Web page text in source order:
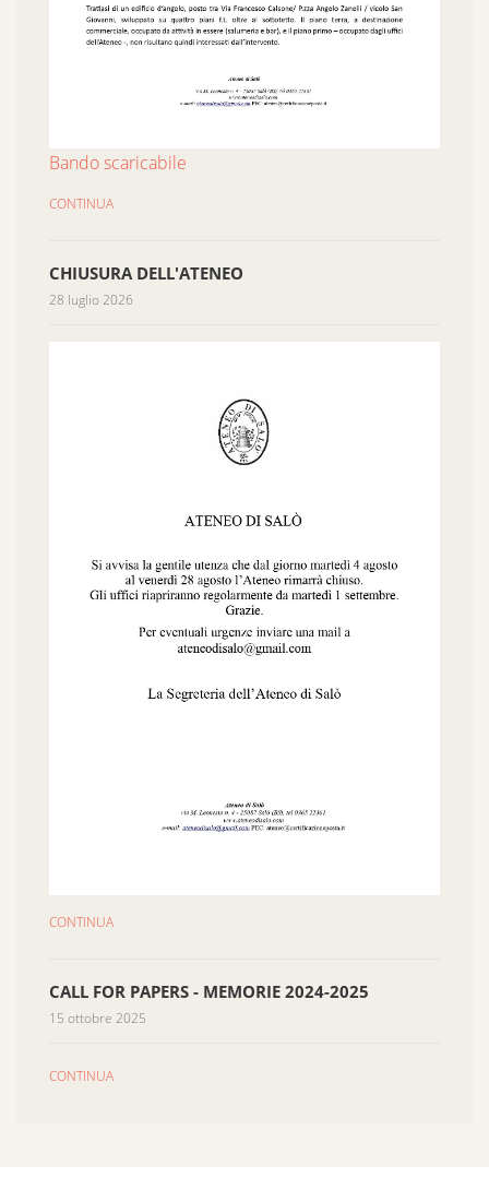
Bando scaricabile
CONTINUA
CHIUSURA DELL'ATENEO
28 luglio 2026
CONTINUA
CALL FOR PAPERS - MEMORIE 2024-2025
15 ottobre 2025
CONTINUA